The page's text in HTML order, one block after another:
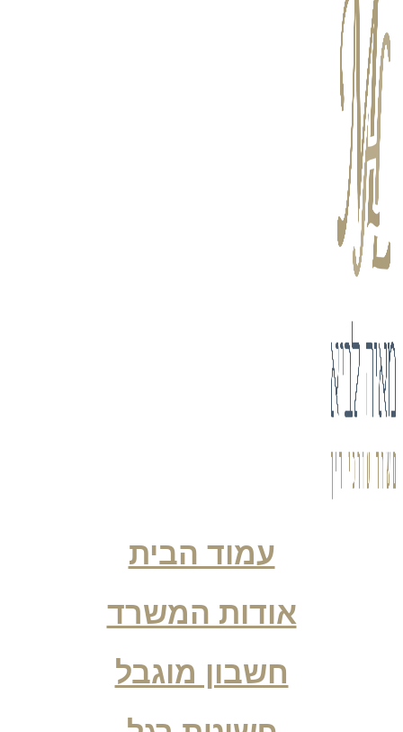
עמוד הבית
אודות המשרד
חשבון מוגבל